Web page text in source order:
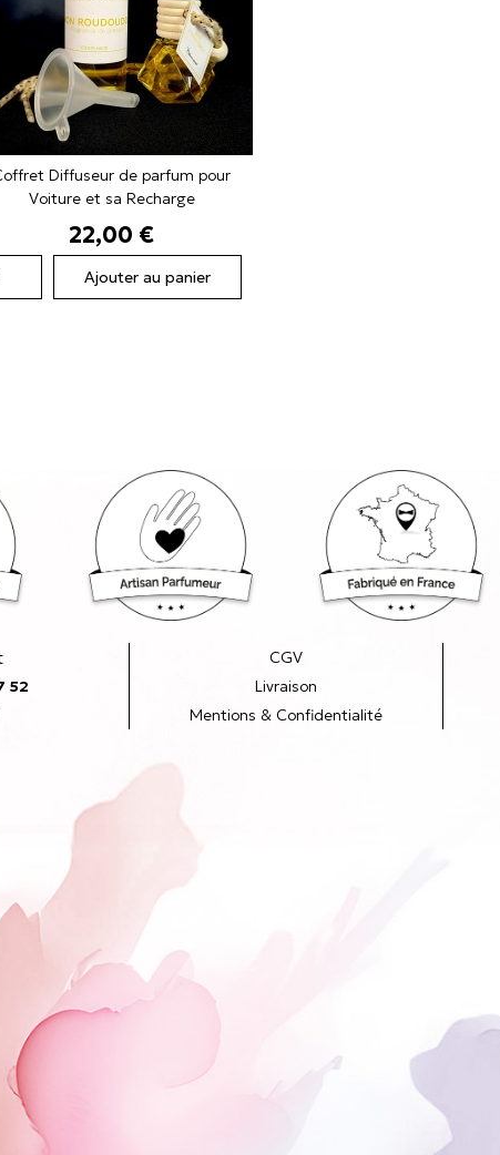
Diffuseur de parfum pour
Voiture et sa Recharge
Prix
22,00 €
Ajouter au panier
52
CGV
Livraison
Mentions & Confidentialité